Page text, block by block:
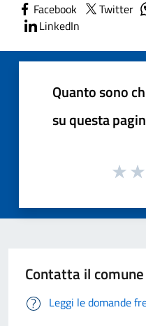
Facebook Twitter
LinkedIn
Quanto sono
su questa
Contatta il comune
Leggi le domande